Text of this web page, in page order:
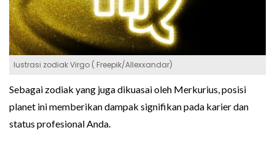
lustrasi zodiak Virgo ( Freepik/Allexxandar)
Sebagai zodiak yang juga dikuasai oleh Merkurius, posisi
planet ini memberikan dampak signifikan pada karier dan
status profesional Anda.